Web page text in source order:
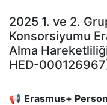
2025 1. ve 2.
Konsorsiyumu
Alma
HED-
📢 Erasmus+